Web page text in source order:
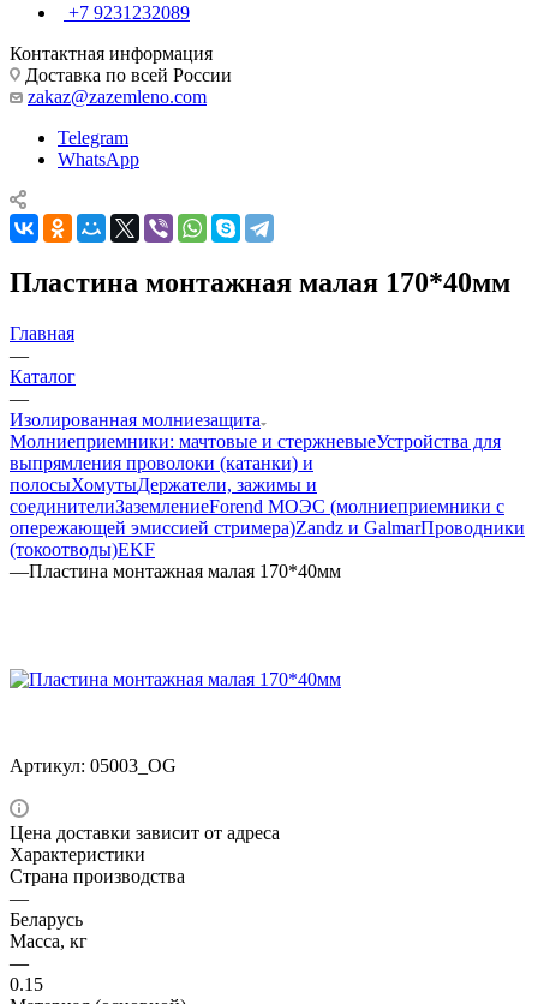
+7 9231232089
Контактная информация
Доставка по всей России
zakaz@zazemleno.com
Telegram
WhatsApp
Пластина монтажная малая 170*40мм
Главная
—
Каталог
—
Изолированная молниезащита
Молниеприемники: мачтовые и стержневыеУстройства для
выпрямления проволоки (катанки) и
полосыХомутыДержатели, зажимы и
соединителиЗаземлениеForend МОЭС (молниеприемники с
опережающей эмиссией стримера)Zandz и GalmarПроводники
(токоотводы)EKF
—Пластина монтажная малая 170*40мм
Артикул: 05003_OG
Цена доставки зависит от адреса
Характеристики
Страна производства
—
Беларусь
Масса, кг
—
0.15